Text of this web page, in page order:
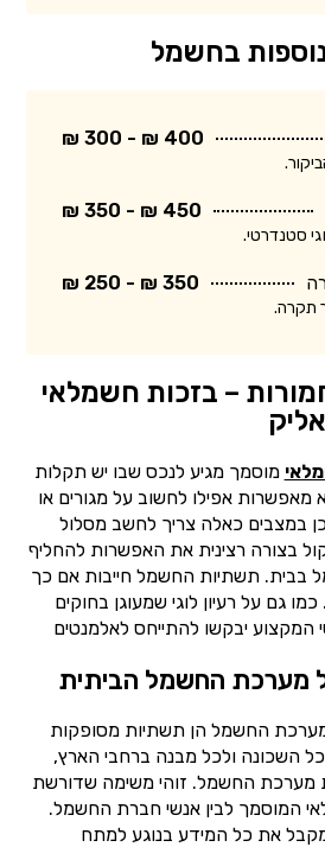
בחשמל
400 ₪ - 300 ₪
450 ₪ - 350 ₪
סטנדרטי.
350 ₪ - 250 ₪
תקרה.
– בזכות חשמלאי
מוסמך מגיע לנכס שבו יש תקלות
מאפשרות אפילו לחשוב על מגורים או
במצבים כאלה צריך לחשב מסלול
בצורה רצינית את האפשרות להחליף
בבית. תשתיות החשמל חייבות אם כך
גם על רעיון לוגי שמעוגן בחוקים
המקצוע יבקשו להתייחס לאלמנטים
מערכת החשמל הביתית
החשמל הן תשתיות מסופקות
השכונה ולכל מבנה ברחבי הארץ,
החשמל. זוהי משימה שדורשת
המוסמך לבין אנשי חברת החשמל.
את כל המידע בנוגע למתח